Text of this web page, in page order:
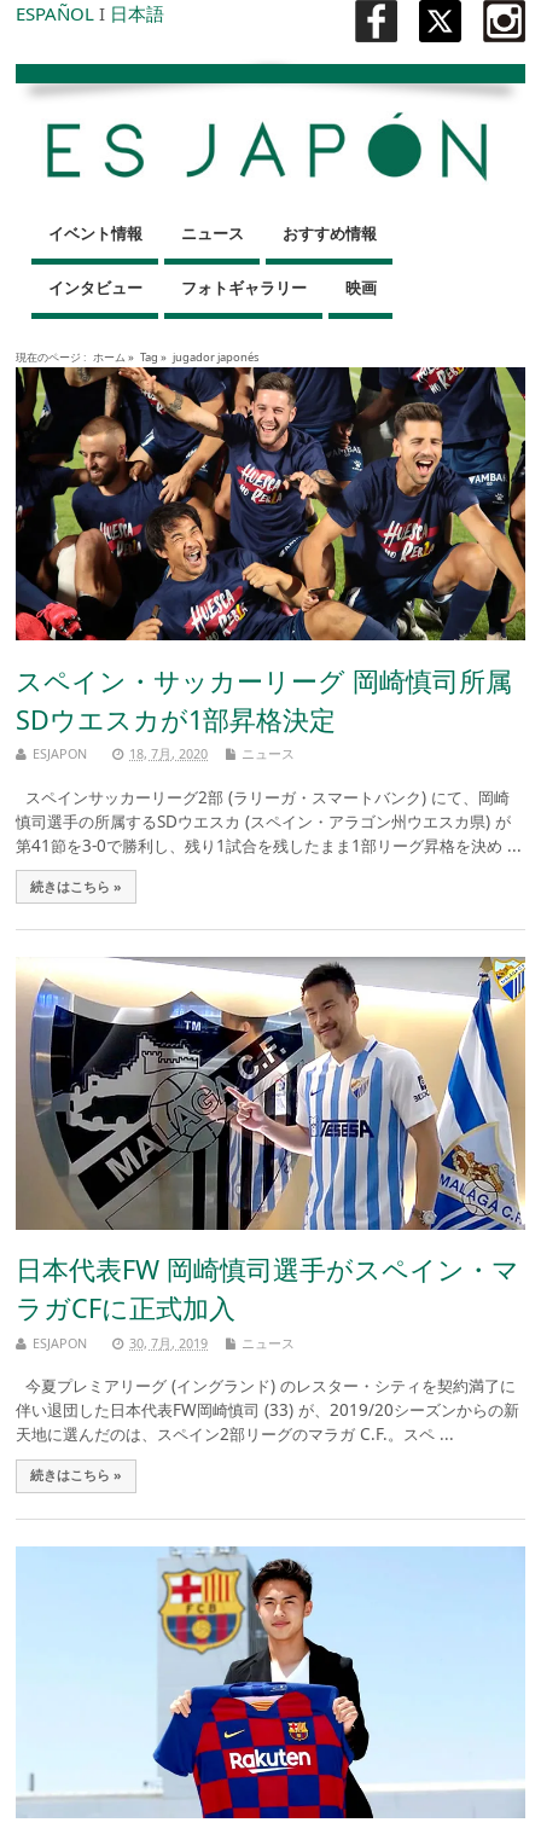
ESPAÑOL I 日本語
イベント情報 ニュース おすすめ情報
インタビュー フォトギャラリー 映画
現在のページ : ホーム » Tag » jugador japonés
スペイン・サッカーリーグ 岡崎慎司所属
SDウエスカが1部昇格決定
ESJAPON 18, 7月, 2020 ニュース
スペインサッカーリーグ2部 (ラリーガ・スマートバンク) にて、岡崎
慎司選手の所属するSDウエスカ (スペイン・アラゴン州ウエスカ県) が
第41節を3-0で勝利し、残り1試合を残したまま1部リーグ昇格を決め ...
続きはこちら »
日本代表FW 岡崎慎司選手がスペイン・マ
ラガCFに正式加入
ESJAPON 30, 7月, 2019 ニュース
今夏プレミアリーグ (イングランド) のレスター・シティを契約満了に
伴い退団した日本代表FW岡崎慎司 (33) が、2019/20シーズンからの新
天地に選んだのは、スペイン2部リーグのマラガ C.F.。スペ ...
続きはこちら »